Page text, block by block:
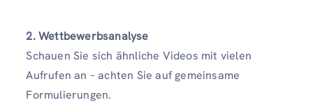
2. Wettbewerbsanalyse
Schauen Sie sich ähnliche Videos mit vielen
Aufrufen an – achten Sie auf gemeinsame
Formulierungen.